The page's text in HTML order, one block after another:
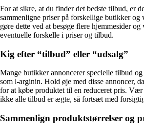
For at sikre, at du finder det bedste tilbud, er
sammenligne priser på forskellige butikker og
gøre dette ved at besøge flere hjemmesider
eventuelle forskelle i priser og tilbud.
Kig efter “tilbud” eller “udsalg”
Mange butikker annoncerer specielle tilbud
som l-arginin. Hold øje med disse annoncer,
for at købe produktet til en reduceret pris.
ikke alle tilbud er ægte, så fortsæt med
Sammenlign produktstørrelser og